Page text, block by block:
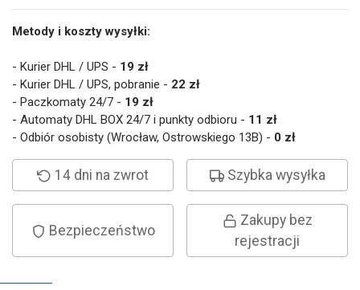
Metody i koszty wysyłki:
- Kurier DHL / UPS - 19 zł
- Kurier DHL / UPS, pobranie - 22 zł
- Paczkomaty 24/7 - 19 zł
- Automaty DHL BOX 24/7 i punkty odbioru - 11 zł
- Odbiór osobisty (Wrocław, Ostrowskiego 13B) - 0 zł
14 dni na zwrot Szybka wysyłka
Bezpieczeństwo
Zakupy bez
rejestracji